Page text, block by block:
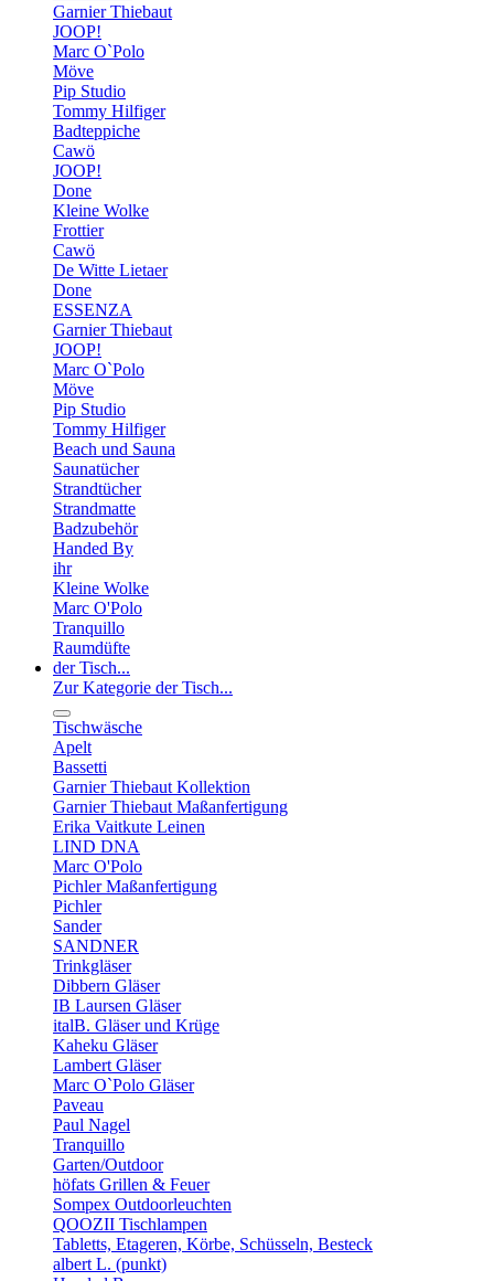
Garnier Thiebaut
JOOP!
Marc O`Polo
Möve
Pip Studio
Tommy Hilfiger
Badteppiche
Cawö
JOOP!
Done
Kleine Wolke
Frottier
Cawö
De Witte Lietaer
Done
ESSENZA
Garnier Thiebaut
JOOP!
Marc O`Polo
Möve
Pip Studio
Tommy Hilfiger
Beach und Sauna
Saunatücher
Strandtücher
Strandmatte
Badzubehör
Handed By
ihr
Kleine Wolke
Marc O'Polo
Tranquillo
Raumdüfte
der Tisch...
Zur Kategorie der Tisch...
Tischwäsche
Apelt
Bassetti
Garnier Thiebaut Kollektion
Garnier Thiebaut Maßanfertigung
Erika Vaitkute Leinen
LIND DNA
Marc O'Polo
Pichler Maßanfertigung
Pichler
Sander
SANDNER
Trinkgläser
Dibbern Gläser
IB Laursen Gläser
italB. Gläser und Krüge
Kaheku Gläser
Lambert Gläser
Marc O`Polo Gläser
Paveau
Paul Nagel
Tranquillo
Garten/Outdoor
höfats Grillen & Feuer
Sompex Outdoorleuchten
QOOZII Tischlampen
Tabletts, Etageren, Körbe, Schüsseln, Besteck
albert L. (punkt)